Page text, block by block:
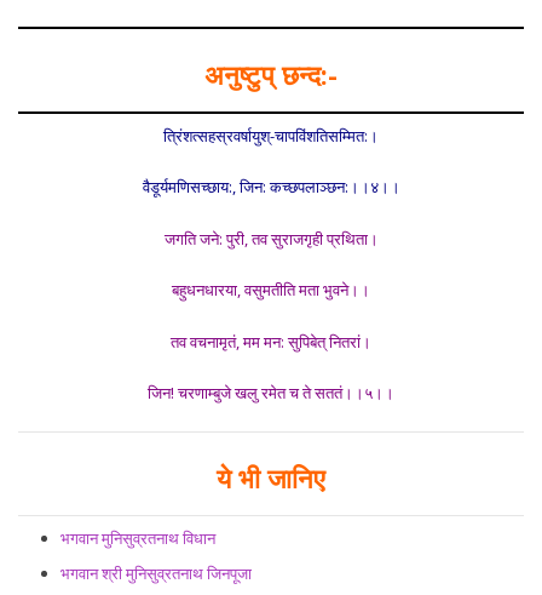
अनुष्टुप् छन्द:-
त्रिंशत्सहस्रवर्षायुश्-चापविंशतिसम्मित:।
वैडूर्यमणिसच्छाय:, जिन: कच्छपलाञ्छन:।।४।।
जगति जने: पुरी, तव सुराजगृही प्रथिता।
बहुधनधारया, वसुमतीति मता भुवने।।
तव वचनामृतं, मम मन: सुपिबेत् नितरां।
जिन! चरणाम्बुजे खलु रमेत च ते सततं।।५।।
ये भी जानिए
भगवान मुनिसुव्रतनाथ विधान
भगवान श्री मुनिसुव्रतनाथ जिनपूजा